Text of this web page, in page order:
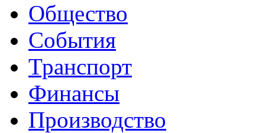
Общество
События
Транспорт
Финансы
Производство